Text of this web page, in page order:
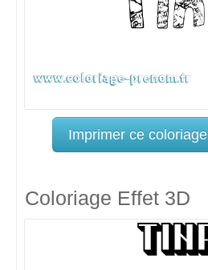
Imprimer ce coloriage
Coloriage Effet 3D